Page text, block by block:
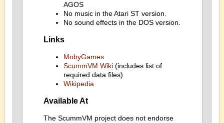
AGOS
No music in the Atari ST version.
No sound effects in the DOS version.
Links
MobyGames
ScummVM Wiki(includes list of
required data files)
Wikipedia
Available At
The ScummVM project does not endorse